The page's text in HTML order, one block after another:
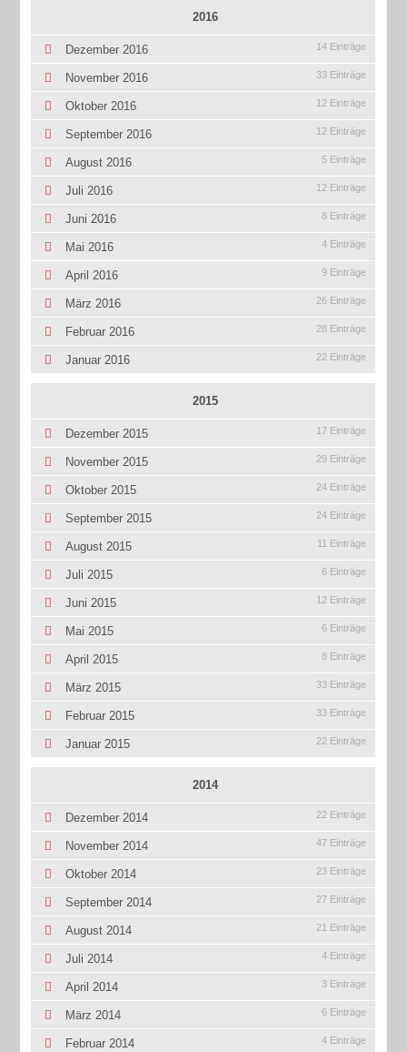
2016
Dezember 2016 14 Einträge
November 2016 33 Einträge
Oktober 2016 12 Einträge
September 2016 12 Einträge
August 2016 5 Einträge
Juli 2016 12 Einträge
Juni 2016 8 Einträge
Mai 2016 4 Einträge
April 2016 9 Einträge
März 2016 26 Einträge
Februar 2016 28 Einträge
Januar 2016 22 Einträge
2015
Dezember 2015 17 Einträge
November 2015 29 Einträge
Oktober 2015 24 Einträge
September 2015 24 Einträge
August 2015 11 Einträge
Juli 2015 6 Einträge
Juni 2015 12 Einträge
Mai 2015 6 Einträge
April 2015 8 Einträge
März 2015 33 Einträge
Februar 2015 33 Einträge
Januar 2015 22 Einträge
2014
Dezember 2014 22 Einträge
November 2014 47 Einträge
Oktober 2014 23 Einträge
September 2014 27 Einträge
August 2014 21 Einträge
Juli 2014 4 Einträge
April 2014 3 Einträge
März 2014 6 Einträge
Februar 2014 4 Einträge